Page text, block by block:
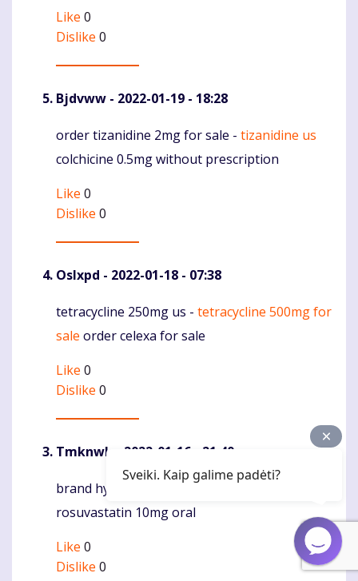
Like 0
Dislike 0
Bjdvww - 2022-01-19 - 18:28
Komentaras
order tizanidine 2mg for sale - tizanidine us
colchicine 0.5mg without prescription
Like 0
Dislike 0
Oslxpd - 2022-01-18 - 07:38
Komentaras
tetracycline 250mg us - tetracycline 500mg for
sale order celexa for sale
Like 0
Dislike 0
Tmknwk - 2022-01-16 - 21:40
Komentaras
brand hydroxyzine 10mg -
crestor medication
rosuvastatin 10mg oral
Like 0
Dislike 0
Sveiki. Kaip galime padėti?